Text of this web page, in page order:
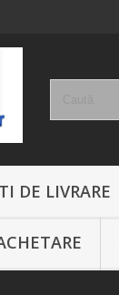
DE LIVRARE